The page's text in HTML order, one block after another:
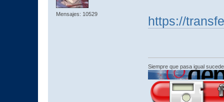
Mensajes: 10529
https://
Siempre que pasa igual